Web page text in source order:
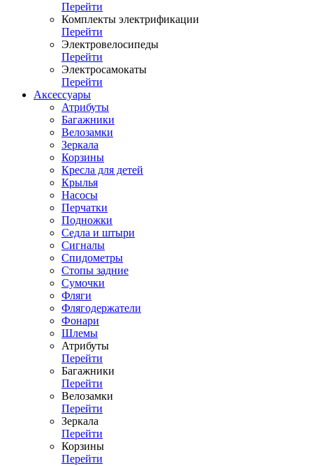
Перейти
Комплекты электрификации
Перейти
Электровелосипеды
Перейти
Электросамокаты
Перейти
Аксессуары
Атрибуты
Багажники
Велозамки
Зеркала
Корзины
Кресла для детей
Крылья
Насосы
Перчатки
Подножки
Седла и штыри
Сигналы
Спидометры
Стопы задние
Сумочки
Фляги
Флягодержатели
Фонари
Шлемы
Атрибуты
Перейти
Багажники
Перейти
Велозамки
Перейти
Зеркала
Перейти
Корзины
Перейти